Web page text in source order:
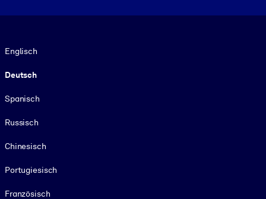
Englisch
Deutsch
Spanisch
Russisch
Chinesisch
Portugiesisch
Französisch